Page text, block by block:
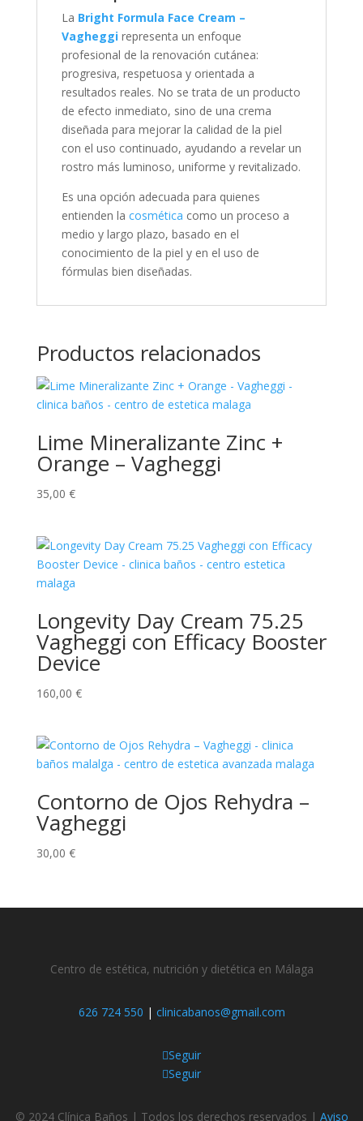
La Bright Formula Face Cream –
Vagheggirepresenta un enfoque
profesional de la renovación cutánea:
progresiva, respetuosa y orientada a
resultados reales. No se trata de un producto
de efecto inmediato, sino de una crema
diseñada para mejorar la calidad de la piel
con el uso continuado, ayudando a revelar un
rostro más luminoso, uniforme y revitalizado.
Es una opción adecuada para quienes
entienden la cosmética como un proceso a
medio y largo plazo, basado en el
conocimiento de la piel y en el uso de
fórmulas bien diseñadas.
Productos relacionados
Lime Mineralizante Zinc +
Orange – Vagheggi
35,00 €
Longevity Day Cream 75.25
Vagheggi con Efficacy Booster
Device
160,00 €
Contorno de Ojos Rehydra –
Vagheggi
30,00 €
Centro de estética, nutrición y dietética en Málaga
626 724 550 | clinicabanos@gmail.com
Seguir
Seguir
© 2024 Clínica Baños | Todos los derechos reservados | Aviso